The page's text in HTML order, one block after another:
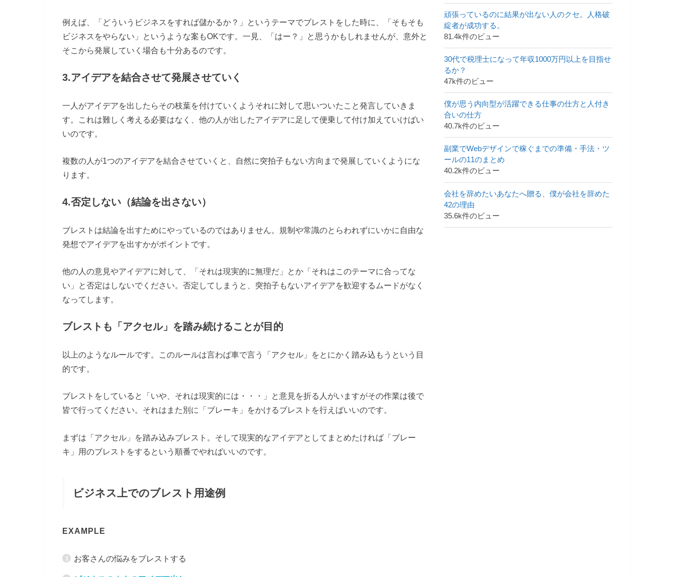
例えば、「どういうビジネスをすれば儲かるか？」というテーマでブレストをした時に、「そもそも
ビジネスをやらない」というような案もOKです。一見、「はー？」と思うかもしれませんが、意外と
そこから発展していく場合も十分あるのです。
3.アイデアを結合させて発展させていく
一人がアイデアを出したらその枝葉を付けていくようそれに対して思いついたこと発言していきま
す。これは難しく考える必要はなく、他の人が出したアイデアに足して便乗して付け加えていけばい
いのです。
複数の人が1つのアイデアを結合させていくと、自然に突拍子もない方向まで発展していくようにな
ります。
4.否定しない（結論を出さない）
ブレストは結論を出すためにやっているのではありません。規制や常識のとらわれずにいかに自由な
発想でアイデアを出すかがポイントです。
他の人の意見やアイデアに対して、「それは現実的に無理だ」とか「それはこのテーマに合ってな
い」と否定はしないでください。否定してしまうと、突拍子もないアイデアを歓迎するムードがなく
なってします。
ブレストも「アクセル」を踏み続けることが目的
以上のようなルールです。このルールは言わば車で言う「アクセル」をとにかく踏み込もうという目
的です。
ブレストをしていると「いや、それは現実的には・・・」と意見を折る人がいますがその作業は後で
皆で行ってください。それはまた別に「ブレーキ」をかけるブレストを行えばいいのです。
まずは「アクセル」を踏み込みブレスト。そして現実的なアイデアとしてまとめたければ「ブレー
キ」用のブレストをするという順番でやればいいのです。
ビジネス上でのブレスト用途例
EXAMPLE
お客さんの悩みをブレストする
頑張っているのに結果が出ない人のクセ。人格破
綻者が成功する。
81.4k件のビュー
30代で税理士になって年収1000万円以上を目指せ
るか？
47k件のビュー
僕が思う内向型が活躍できる仕事の仕方と人付き
合いの仕方
40.7k件のビュー
副業でWebデザインで稼ぐまでの準備・手法・ツ
ールの11のまとめ
40.2k件のビュー
会社を辞めたいあなたへ贈る、僕が会社を辞めた
42の理由
35.6k件のビュー